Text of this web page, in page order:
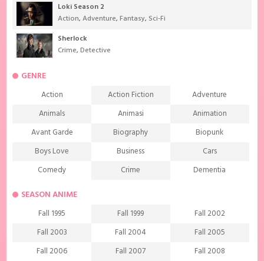
Loki Season 2
Action,Adventure,Fantasy, Sci-Fi
Sherlock
Crime,Detective
GENRE
Action Action Fiction
Adventure
Animals
Animasi
Animation
Avant Garde
Biography
Biopunk
Boys Love
Business
Cars
Comedy
Crime
Dementia
Demons
Drama
Ecchi
Extreme sports
Family
Fantasy
Food
Friendship
Game
Gourmet
SEASON ANIME
Fall 1995 Fall 1999
Fall 2002
Fall 2003
Fall 2004
Fall 2005
Fall 2006
Fall 2007 Fall 2008